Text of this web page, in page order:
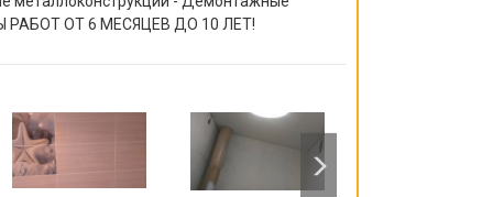
РАБОТ ОТ 6 МЕСЯЦЕВ ДО 10 ЛЕТ!